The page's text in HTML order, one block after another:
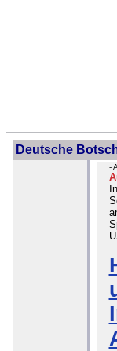
Deutsche
-